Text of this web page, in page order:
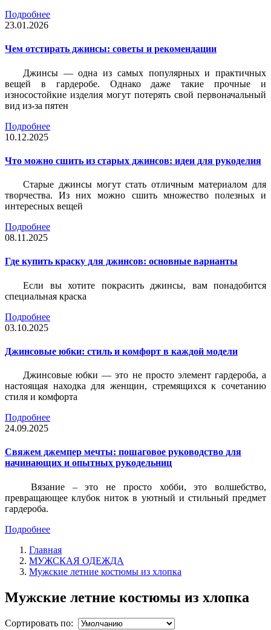
Подробнее
23.01.2026
Чем отстирать джинсы: советы и рекомендации
Джинсы — одна из самых популярных и практичных
вещей в гардеробе. Однако даже такие прочные и
износостойкие изделия могут потерять свой первоначальный
вид из-за пятен
Подробнее
10.12.2025
Что можно сшить из старых джинсов: идеи для рукоделия
Старые джинсы могут стать отличным материалом для
творчества. Из них можно сшить множество полезных и
интересных вещей
Подробнее
08.11.2025
Где купить краску для джинсов: основные варианты
Если вы хотите покрасить джинсы, вам понадобится
специальная краска
Подробнее
03.10.2025
Джинсовые юбки: стиль и комфорт в каждой модели
Джинсовые юбки — это не просто элемент гардероба, а
настоящая находка для женщин, стремящихся к сочетанию
стиля и комфорта
Подробнее
24.09.2025
Свяжем джемпер мечты: пошаговое руководство для
начинающих и опытных рукодельниц
Вязание – это не просто хобби, это волшебство,
превращающее клубок ниток в уютный и стильный предмет
гардероба.
Подробнее
Главная
МУЖСКАЯ ОДЕЖДА
Мужские летние костюмы из хлопка
Мужские летние костюмы из хлопка
Сортировать по: